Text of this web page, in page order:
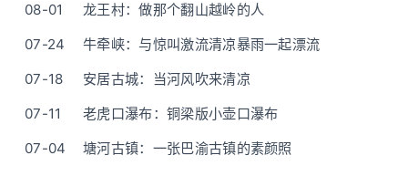
08-01
龙王村：做那个翻山越岭的人
07-24
牛牵峡：与惊叫激流清凉暴雨一起漂流
07-18
安居古城：当河风吹来清凉
07-11
老虎口瀑布：铜梁版小壶口瀑布
07-04
塘河古镇：一张巴渝古镇的素颜照